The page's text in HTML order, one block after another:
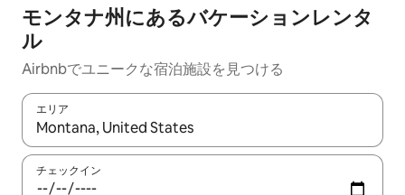
モンタナ州にあるバケーションレンタ
ル
Airbnbでユニークな宿泊施設を見つける
エリア
検索結果が表示されたら、上下の矢印キーを使って移動するか
チェックイン